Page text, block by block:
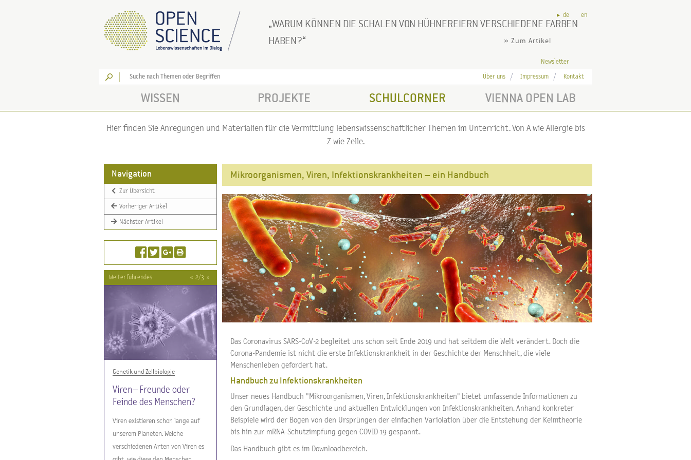
WARUM KÖNNEN DIE SCHALEN VON HÜHNEREIERN VERSCHIEDENE FARBEN
HABEN?
» Zum Artikel
de en
Newsletter
Los
Über uns Impressum Kontakt
WISSEN PROJEKTE SCHULCORNER VIENNA OPEN LAB
Hier finden Sie Anregungen und Materialien für die Vermittlung lebenswissenschaftlicher Themen im Unterricht. Von A wie Allergie bis
Z wie Zelle.
Navigation
Zur Übersicht
Vorheriger Artikel
Nächster Artikel
Weiterführendes « 2/3 »
Medizin - Mensch - Ernährung
Impfen – eine
altbewährte Methode zur
Infektionskrankheiten
Genetik und Zellbiologie
Viren – Freunde oder
Feinde des Menschen?
Viren existieren schon lange auf
unserem Planeten. Welche
verschiedenen Arten von Viren es
Sonstiges
Mikrobiom des Menschen:
Erforschung der
Mikroorganismen, Viren, Infektionskrankheiten – ein Handbuch
Das Coronavirus SARS-CoV-2 begleitet uns schon seit Ende 2019 und hat seitdem die Welt verändert. Doch die
Corona-Pandemie ist nicht die erste Infektionskrankheit in der Geschichte der Menschheit, die viele
Menschenleben gefordert hat.
Handbuch zu Infektionskrankheiten
Unser neues Handbuch "Mikroorganismen, Viren, Infektionskrankheiten" bietet umfassende Informationen zu
den Grundlagen, der Geschichte und aktuellen Entwicklungen von Infektionskrankheiten. Anhand konkreter
Beispiele wird der Bogen von den Ursprüngen der einfachen Variolation über die Entstehung der Keimtheorie
bis hin zur mRNA-Schutzimpfung gegen COVID-19 gespannt.
Das Handbuch gibt es im Downloadbereich.